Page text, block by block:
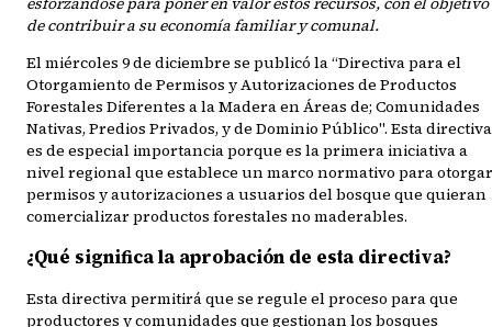
de contribuir a su economía familiar y comunal.
El miércoles 9 de diciembre se publicó la “Directiva para el
Otorgamiento de Permisos y Autorizaciones de Productos
Forestales Diferentes a la Madera en Áreas de; Comunidades
Nativas, Predios Privados, y de Dominio Público". Esta directiva
es de especial importancia porque es la primera iniciativa a
nivel regional que establece un marco normativo para otorgar
permisos y autorizaciones a usuarios del bosque que quieran
comercializar productos forestales no maderables.
¿Qué significa la aprobación de esta directiva?
Esta directiva permitirá que se regule el proceso para que
productores y comunidades que gestionan los bosques